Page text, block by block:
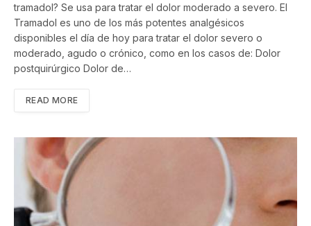
tramadol? Se usa para tratar el dolor moderado a severo. El
Tramadol es uno de los más potentes analgésicos
disponibles el día de hoy para tratar el dolor severo o
moderado, agudo o crónico, como en los casos de: Dolor
postquirúrgico Dolor de…
READ MORE